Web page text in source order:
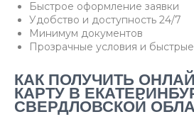
Быстрое оформление заявки
Удобство и доступность 24/7
Минимум документов
Прозрачные условия и
КАК ПОЛУЧИТЬ
КАРТУ В
СВЕРДЛОВСКОЙ